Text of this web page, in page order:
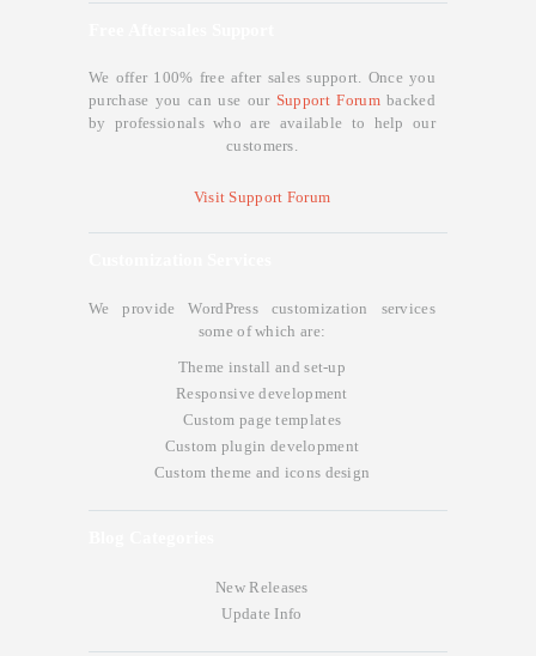
We offer 100% free after sales support. Once you
purchase you can use our Support Forumbacked
by professionals who are available to help our
customers.
Visit Support Forum
We provide WordPress customization services
some of which are:
Theme install and set-up
Responsive development
Custom page templates
Custom plugin development
Custom theme and icons design
New Releases
Update Info